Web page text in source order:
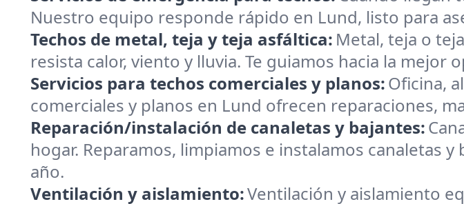
Nuestro equipo responde rápido en Lund, listo para
Techos de metal, teja y teja asfáltica: Metal, teja o
resista calor, viento y lluvia. Te guiamos hacia la mejor
Servicios para techos comerciales y planos:Oficina,
comerciales y planos en Lund ofrecen reparaciones,
Reparación/instalación de canaletas y bajantes:
hogar. Reparamos, limpiamos e instalamos canaletas
año.
Ventilación y aislamiento:Ventilación y aislamiento